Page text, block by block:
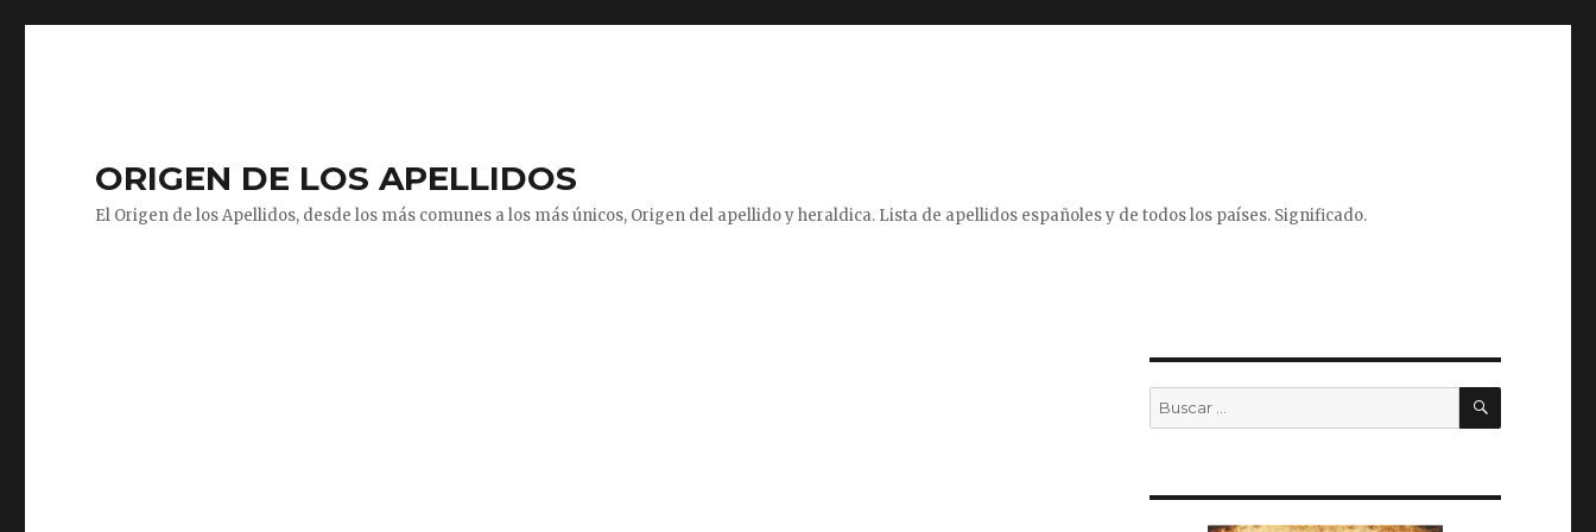
ORIGEN DE LOS APELLIDOS
El Origen de los Apellidos, desde los más comunes a los más únicos, Origen del apellido y heraldica. Lista de apellidos españoles y de todos los países. Significado.
Buscar
por:
BUSCAR